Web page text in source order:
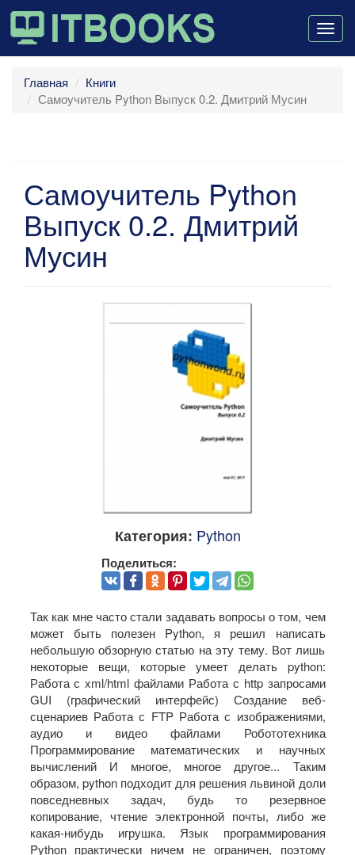
Главная
Книги
Самоучитель Python Выпуск 0.2. Дмитрий Мусин
Самоучитель Python
Выпуск 0.2. Дмитрий
Мусин
Категория: Python
Поделиться:
Так как мне часто стали задавать вопросы о том, чем
может быть полезен Python, я решил написать
небольшую обзорную статью на эту тему. Вот лишь
некоторые вещи, которые умеет делать python:
Работа с xml/html файлами Работа с http запросами
GUI (графический интерфейс) Создание веб-
сценариев Работа с FTP Работа с изображениями,
аудио и видео файлами Робототехника
Программирование математических и научных
вычислений И многое, многое другое... Таким
образом, python подходит для решения львиной доли
повседневных задач, будь то резервное
копирование, чтение электронной почты, либо же
какая-нибудь игрушка. Язык программирования
Python практически ничем не ограничен, поэтому